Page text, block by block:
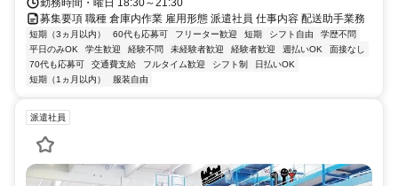
勤務時間・曜日 18:30～21:30
募集要項 職種 倉庫内作業 雇用形態 派遣社員 仕事内容 配送助手業務
短期（3ヵ月以内） 60代も応募可 フリーター歓迎 短期 シフト自由
学歴不問
平日のみOK
学生歓迎 経験不問 未経験者歓迎 経験者歓迎 週払いOK
面接なし
70代も応募可
交通費支給 フルタイム歓迎 シフト制
日払いOK
短期（1ヵ月以内）
服装自由
派遣社員